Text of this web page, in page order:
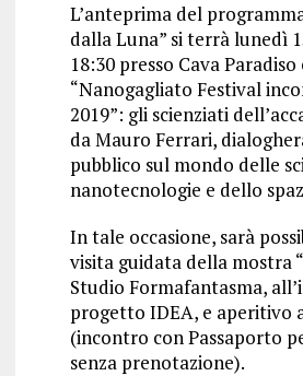
L’anteprima del
dalla Luna” si terrà lunedì
18:30 presso Cava Paradiso
“Nanogagliato Festival
2019”: gli scienziati
da Mauro Ferrari,
pubblico sul mondo delle
nanotecnologie e dello
In tale occasione, sarà
visita guidata della mostra
Studio Formafantasma,
progetto IDEA, e aperitivo
(incontro con Passaporto
senza prenotazione).